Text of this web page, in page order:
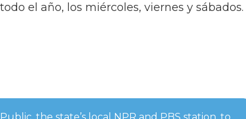
el año, los miércoles, viernes y sábados.